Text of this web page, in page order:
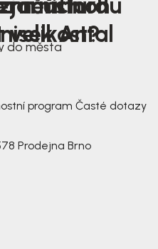
Antal
velikost?
do města
program Časté dotazy
Prodejna Brno